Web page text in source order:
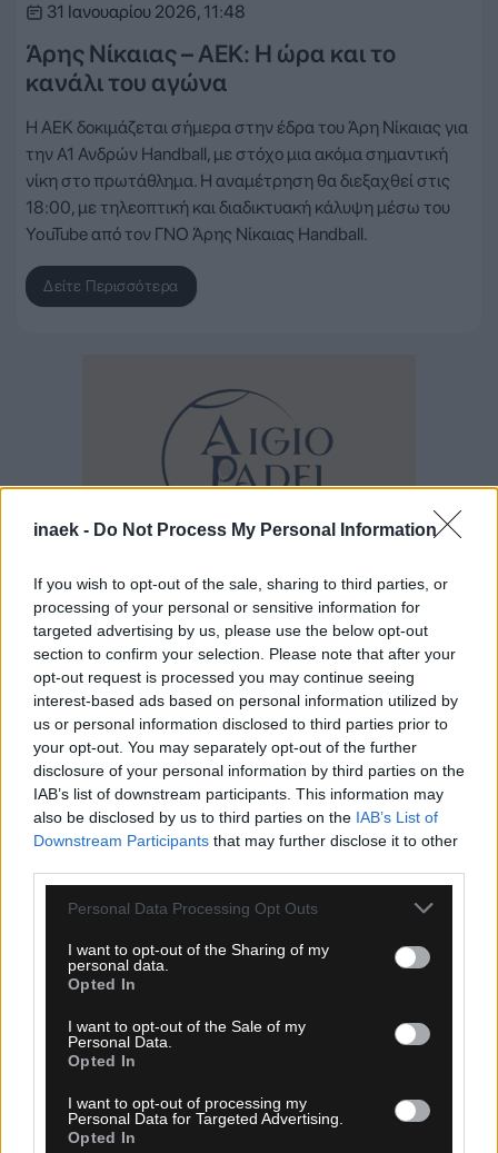
inaek - Do Not Process My Personal Information
If you wish to opt-out of the sale, sharing to third parties, or
processing of your personal or sensitive information for
targeted advertising by us, please use the below opt-out
section to confirm your selection. Please note that after your
opt-out request is processed you may continue seeing
interest-based ads based on personal information utilized by
us or personal information disclosed to third parties prior to
your opt-out. You may separately opt-out of the further
disclosure of your personal information by third parties on the
IAB’s list of downstream participants. This information may
also be disclosed by us to third parties on the IAB’s List of
Downstream Participants that may further disclose it to other
Please note that this website/app uses one or more Google
not limited to your visit or usage behaviour. You may click to
grant or deny consent to Google and its third-party tags to
use your data for below specified purposes in below Google
consent section.
Personal Data Processing Opt Outs
I want to opt-out of the Sharing of my
personal data.
Opted In
I want to opt-out of the Sale of my
Personal Data.
Opted In
I want to opt-out of processing my
Personal Data for Targeted Advertising.
Opted In
31 Ιανουαρίου 2026, 11:48
Άρης Νίκαιας – ΑΕΚ: Η ώρα και το
κανάλι του αγώνα
Η ΑΕΚ δοκιμάζεται σήμερα στην έδρα του Άρη Νίκαιας για
την Α1 Ανδρών Handball, με στόχο μια ακόμα σημαντική
νίκη στο πρωτάθλημα. Η αναμέτρηση θα διεξαχθεί στις
18:00, με τηλεοπτική και διαδικτυακή κάλυψη μέσω του
YouTube από τον ΓΝΟ Άρης Νίκαιας Handball.
Δείτε Περισσότερα
Ροή Ειδήσεων
09.08.2026, 16:18
Τελωνείο Κήπων: Κατάσχεση 10 τόνων φρέον
αξίας 900.000 ευρώ